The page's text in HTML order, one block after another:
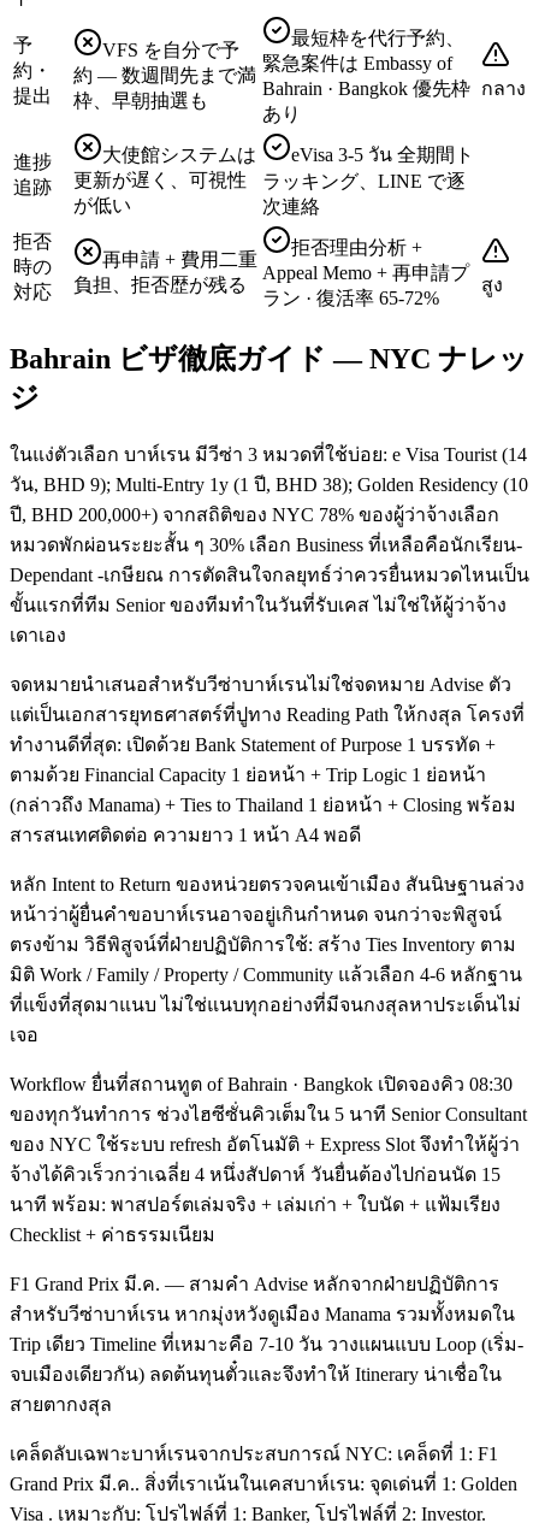
予
約・
提出
VFS を自分で予
約 — 数週間先まで満
枠、早朝抽選も
最短枠を代行予約、
緊急案件は Embassy of
Bahrain · Bangkok 優先枠
あり
กลาง
進捗
追跡
大使館システムは
更新が遅く、可視性
が低い
eVisa 3-5 วัน 全期間ト
ラッキング、LINE で逐
次連絡
拒否
時の
対応
再申請 + 費用二重
負担、拒否歴が残る
拒否理由分析 +
Appeal Memo + 再申請プ
ラン · 復活率 65-72%
สูง
Bahrain ビザ徹底ガイド — NYC ナレッ
ジ
ในแง่ตัวเลือก บาห์เรน มีวีซ่า 3 หมวดที่ใช้บ่อย: e Visa Tourist (14
วัน, BHD 9); Multi-Entry 1y (1 ปี, BHD 38); Golden Residency (10
ปี, BHD 200,000+) จากสถิติของ NYC 78% ของผู้ว่าจ้างเลือก
หมวดพักผ่อนระยะสั้น ๆ 30% เลือก Business ที่เหลือคือนักเรียน-
Dependant -เกษียณ การตัดสินใจกลยุทธ์ว่าควรยื่นหมวดไหนเป็น
ขั้นแรกที่ทีม Senior ของทีมทำในวันที่รับเคส ไม่ใช่ให้ผู้ว่าจ้าง
เดาเอง
จดหมายนำเสนอสำหรับวีซ่าบาห์เรนไม่ใช่จดหมาย Advise ตัว
แต่เป็นเอกสารยุทธศาสตร์ที่ปูทาง Reading Path ให้กงสุล โครงที่
ทำงานดีที่สุด: เปิดด้วย Bank Statement of Purpose 1 บรรทัด +
ตามด้วย Financial Capacity 1 ย่อหน้า + Trip Logic 1 ย่อหน้า
(กล่าวถึง Manama) + Ties to Thailand 1 ย่อหน้า + Closing พร้อม
สารสนเทศติดต่อ ความยาว 1 หน้า A4 พอดี
หลัก Intent to Return ของหน่วยตรวจคนเข้าเมือง สันนิษฐานล่วง
หน้าว่าผู้ยื่นคำขอบาห์เรนอาจอยู่เกินกำหนด จนกว่าจะพิสูจน์
ตรงข้าม วิธีพิสูจน์ที่ฝ่ายปฏิบัติการใช้: สร้าง Ties Inventory ตาม
มิติ Work / Family / Property / Community แล้วเลือก 4-6 หลักฐาน
ที่แข็งที่สุดมาแนบ ไม่ใช่แนบทุกอย่างที่มีจนกงสุลหาประเด็นไม่
เจอ
Workflow ยื่นที่สถานทูต of Bahrain · Bangkok เปิดจองคิว 08:30
ของทุกวันทำการ ช่วงไฮซีซั่นคิวเต็มใน 5 นาที Senior Consultant
ของ NYC ใช้ระบบ refresh อัตโนมัติ + Express Slot จึงทำให้ผู้ว่า
จ้างได้คิวเร็วกว่าเฉลี่ย 4 หนึ่งสัปดาห์ วันยื่นต้องไปก่อนนัด 15
นาที พร้อม: พาสปอร์ตเล่มจริง + เล่มเก่า + ใบนัด + แฟ้มเรียง
Checklist + ค่าธรรมเนียม
F1 Grand Prix มี.ค. — สามคำ Advise หลักจากฝ่ายปฏิบัติการ
สำหรับวีซ่าบาห์เรน หากมุ่งหวังดูเมือง Manama รวมทั้งหมดใน
Trip เดียว Timeline ที่เหมาะคือ 7-10 วัน วางแผนแบบ Loop (เริ่ม-
จบเมืองเดียวกัน) ลดต้นทุนตั๋วและจึงทำให้ Itinerary น่าเชื่อใน
สายตากงสุล
เคล็ดลับเฉพาะบาห์เรนจากประสบการณ์ NYC: เคล็ดที่ 1: F1
Grand Prix มี.ค.. สิ่งที่เราเน้นในเคสบาห์เรน: จุดเด่นที่ 1: Golden
Visa . เหมาะกับ: โปรไฟล์ที่ 1: Banker, โปรไฟล์ที่ 2: Investor.